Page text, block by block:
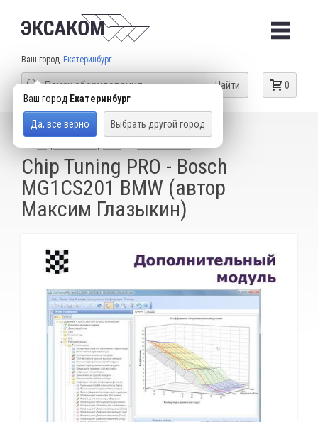
Ваш город Екатеринбург
Ваш город Екатеринбург
Да, все верно Выбрать другой город
0
Найти
КАТАЛОГ ТОВАРОВ
ОБОРУДОВАНИЕ ДЛЯ ЧИП-ТЮНИНГА
Chip Tuning PRO - Bosch
MG1CS201 BMW (автор
Максим Глазыкин)